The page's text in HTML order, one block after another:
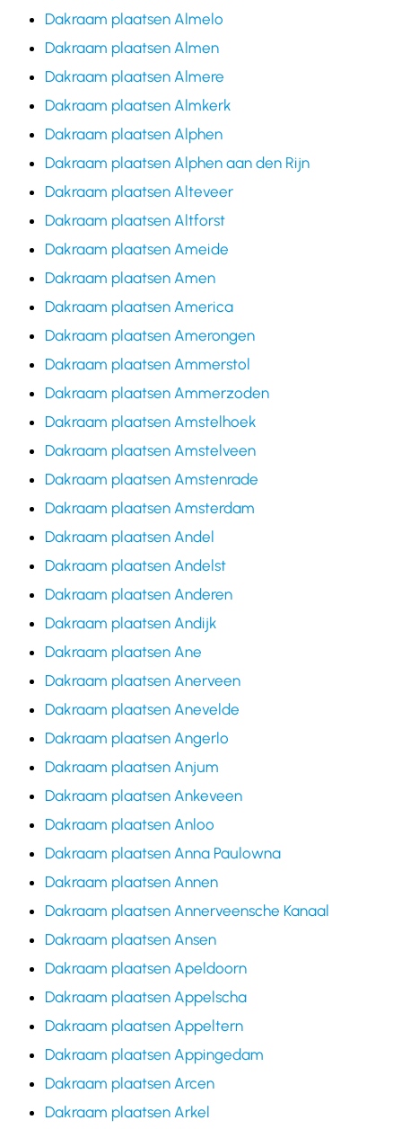
Dakraam plaatsen Almelo
Dakraam plaatsen Almen
Dakraam plaatsen Almere
Dakraam plaatsen Almkerk
Dakraam plaatsen Alphen
Dakraam plaatsen Alphen aan den Rijn
Dakraam plaatsen Alteveer
Dakraam plaatsen Altforst
Dakraam plaatsen Ameide
Dakraam plaatsen Amen
Dakraam plaatsen America
Dakraam plaatsen Amerongen
Dakraam plaatsen Ammerstol
Dakraam plaatsen Ammerzoden
Dakraam plaatsen Amstelhoek
Dakraam plaatsen Amstelveen
Dakraam plaatsen Amstenrade
Dakraam plaatsen Amsterdam
Dakraam plaatsen Andel
Dakraam plaatsen Andelst
Dakraam plaatsen Anderen
Dakraam plaatsen Andijk
Dakraam plaatsen Ane
Dakraam plaatsen Anerveen
Dakraam plaatsen Anevelde
Dakraam plaatsen Angerlo
Dakraam plaatsen Anjum
Dakraam plaatsen Ankeveen
Dakraam plaatsen Anloo
Dakraam plaatsen Anna Paulowna
Dakraam plaatsen Annen
Dakraam plaatsen Annerveensche Kanaal
Dakraam plaatsen Ansen
Dakraam plaatsen Apeldoorn
Dakraam plaatsen Appelscha
Dakraam plaatsen Appeltern
Dakraam plaatsen Appingedam
Dakraam plaatsen Arcen
Dakraam plaatsen Arkel